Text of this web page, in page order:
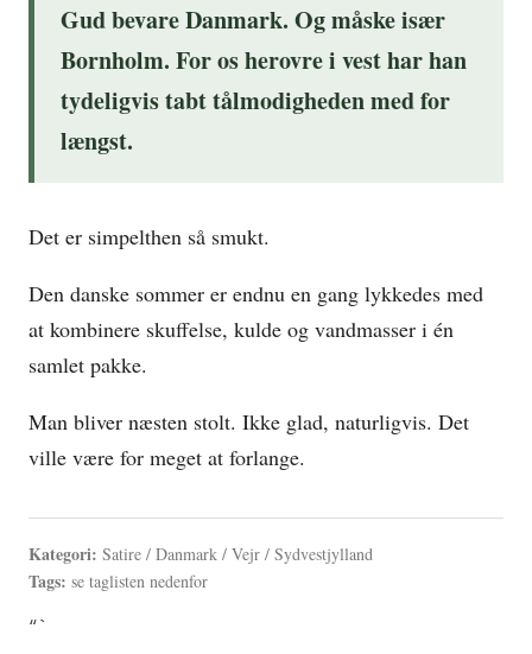
Gud bevare Danmark. Og måske især
Bornholm. For os herovre i vest har han
tydeligvis tabt tålmodigheden med for
længst.
Det er simpelthen så smukt.
Den danske sommer er endnu en gang lykkedes med
at kombinere skuffelse, kulde og vandmasser i én
samlet pakke.
Man bliver næsten stolt. Ikke glad, naturligvis. Det
ville være for meget at forlange.
Kategori: Satire / Danmark / Vejr / Sydvestjylland
Tags: se taglisten nedenfor
“`